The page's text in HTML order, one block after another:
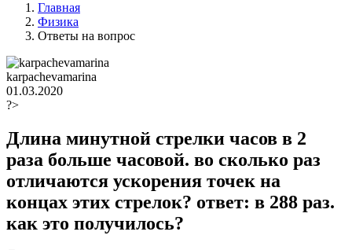
Главная
Физика
Ответы на вопрос
karpachevamarina
01.03.2020
?>
Длина минутной стрелки часов в 2
раза больше часовой. во сколько раз
отличаются ускорения точек на
концах этих стрелок? ответ: в 288 раз.
как это получилось?